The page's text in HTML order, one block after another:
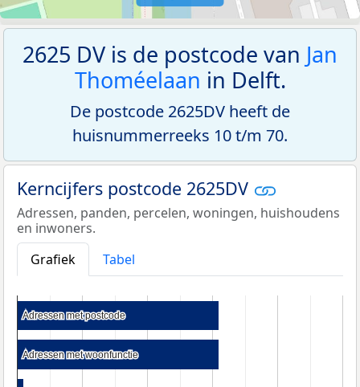
2625 DV is de postcode van Jan
Thoméelaan in Delft.
De postcode 2625DV heeft de
huisnummerreeks 10 t/m 70.
Kerncijfers postcode 2625DV
Adressen, panden, percelen, woningen, huishoudens
en inwoners.
Grafiek
Tabel
Adressen met postcode
Adressen met postcode
Adressen met woonfunctie
Adressen met woonfunctie